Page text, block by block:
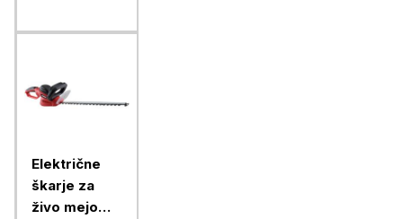
Električne
škarje za
živo mejo